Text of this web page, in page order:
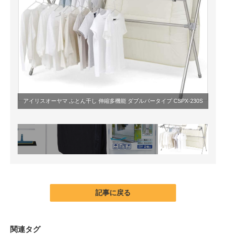
アイリスオーヤマ ふとん干し 伸縮多機能 ダブルバータイプ CSPX-230S
記事に戻る
関連タグ